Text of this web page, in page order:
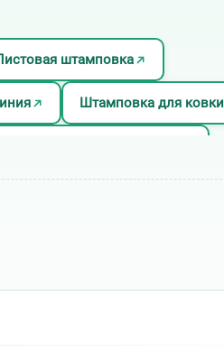
штамповка
Штамповка для ковки